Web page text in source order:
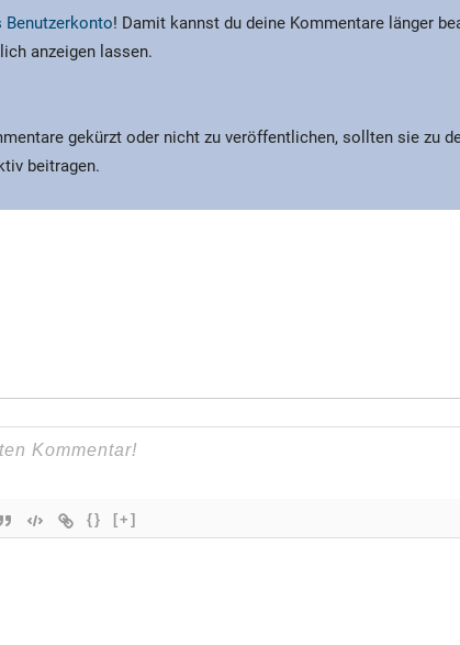
Benutzerkonto! Damit kannst du deine Kommentare länger
anzeigen lassen.
gekürzt oder nicht zu veröffentlichen, sollten sie zu
beitragen.
{} [+]